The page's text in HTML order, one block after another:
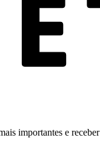
importantes e receber